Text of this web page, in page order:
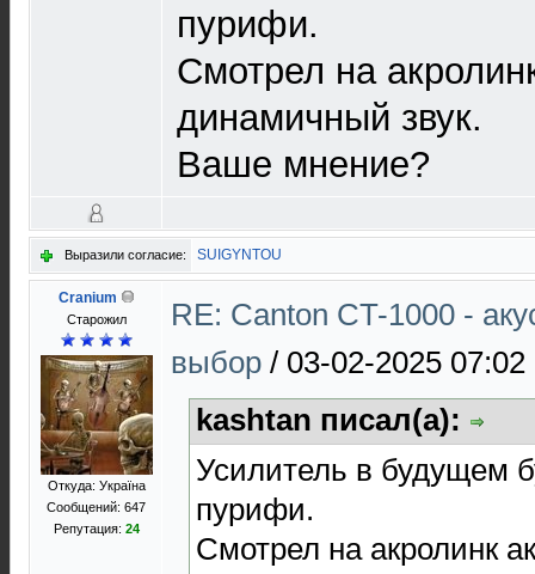
пурифи.
Смотрел на
динамичный звук.
Ваше мнение?
Выразили согласие: SUIGYNTOU
Cranium
Старожил
Откуда: Україна
Сообщений: 647
Репутация: 24
RE: Canton CT-1000 -
выбор / 03-02-2025 07:02
kashtan писал(а):
Усилитель в будущем
пурифи.
Смотрел на акролинк